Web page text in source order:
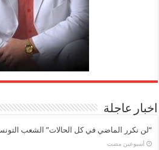
اخبار عاجلة
“لن نكرر الماضي في كل الحالات” الشعب
‏أسبوعين مضت